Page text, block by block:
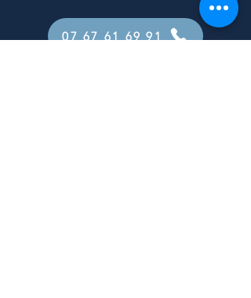
07 67 61 69 91